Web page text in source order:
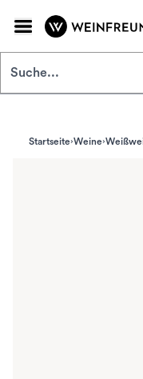
Startseite Weine